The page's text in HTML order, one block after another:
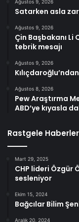
Ağustos 9, 2026
Satarken asla
Ağustos 9, 2026
Çin Başbakanı Li
tebrik mesajı
Ağustos 9, 2026
Ağustos 8, 2026
Pew Araştırma
ABD’ye kıyasla
Rastgele Haberler
Mart 29, 2025
CHP lideri Özgür
sesleniyor
Ekim 15, 2024
Bağcılar Bilim
Aralık 20, 2024